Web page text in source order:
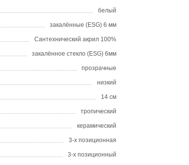
белый
закалённые (ESG) 6 мм
Сантехнический акрил 100%
закалённое стекло (ESG) 6мм
прозрачные
низкий
14 см
тропический
керамический
3-х позиционная
3-х позиционный